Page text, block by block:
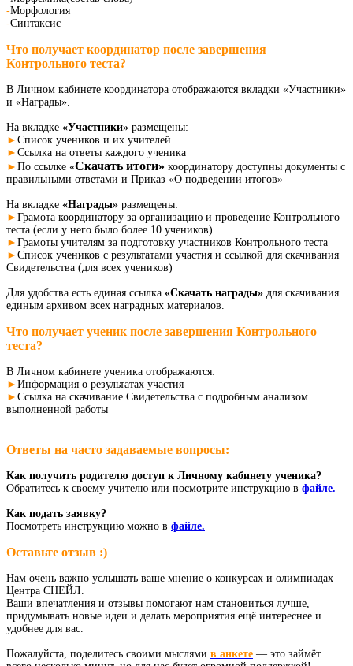
-Морфология
-Синтаксис
Что получает координатор после завершения
Контрольного теста?
В Личном кабинете координатора отображаются вкладки «Участники»
и «Награды».
На вкладке «Участники» размещены:
► Список учеников и их учителей
► Ссылка на ответы каждого ученика
► По ссылке «Скачать итоги» координатору доступны документы с
правильными ответами и Приказ «О подведении итогов»
На вкладке «Награды» размещены:
► Грамота координатору за организацию и проведение Контрольного
теста (если у него было более 10 учеников)
► Грамоты учителям за подготовку участников Контрольного теста
► Список учеников с результатами участия и ссылкой для скачивания
Свидетельства (для всех учеников)
Для удобства есть единая ссылка «Скачать награды» для скачивания
единым архивом всех наградных материалов.
Что получает ученик после завершения Контрольного
теста?
В Личном кабинете ученика отображаются:
► Информация о результатах участия
► Ссылка на скачивание Свидетельства с подробным анализом
выполненной работы
Ответы на часто задаваемые вопросы:
Как получить родителю доступ к Личному кабинету ученика?
Обратитесь к своему учителю или посмотрите инструкцию в файле.
Как подать заявку?
Посмотреть инструкцию можно в файле.
Оставьте отзыв :)
Нам очень важно услышать ваше мнение о конкурсах и олимпиадах
Центра СНЕЙЛ.
Ваши впечатления и отзывы помогают нам становиться лучше,
придумывать новые идеи и делать мероприятия ещё интереснее и
удобнее для вас.
Пожалуйста, поделитесь своими мыслями в анкете — это займёт